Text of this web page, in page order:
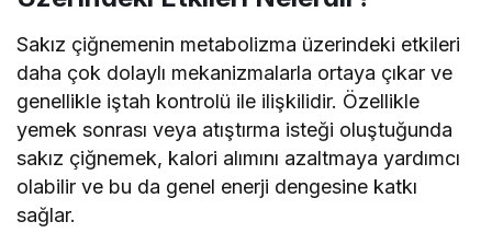
Sakız çiğnemenin metabolizma üzerindeki etkileri
daha çok dolaylı mekanizmalarla ortaya çıkar ve
genellikle iştah kontrolü ile ilişkilidir. Özellikle
yemek sonrası veya atıştırma isteği oluştuğunda
sakız çiğnemek, kalori alımını azaltmaya yardımcı
olabilir ve bu da genel enerji dengesine katkı
sağlar.